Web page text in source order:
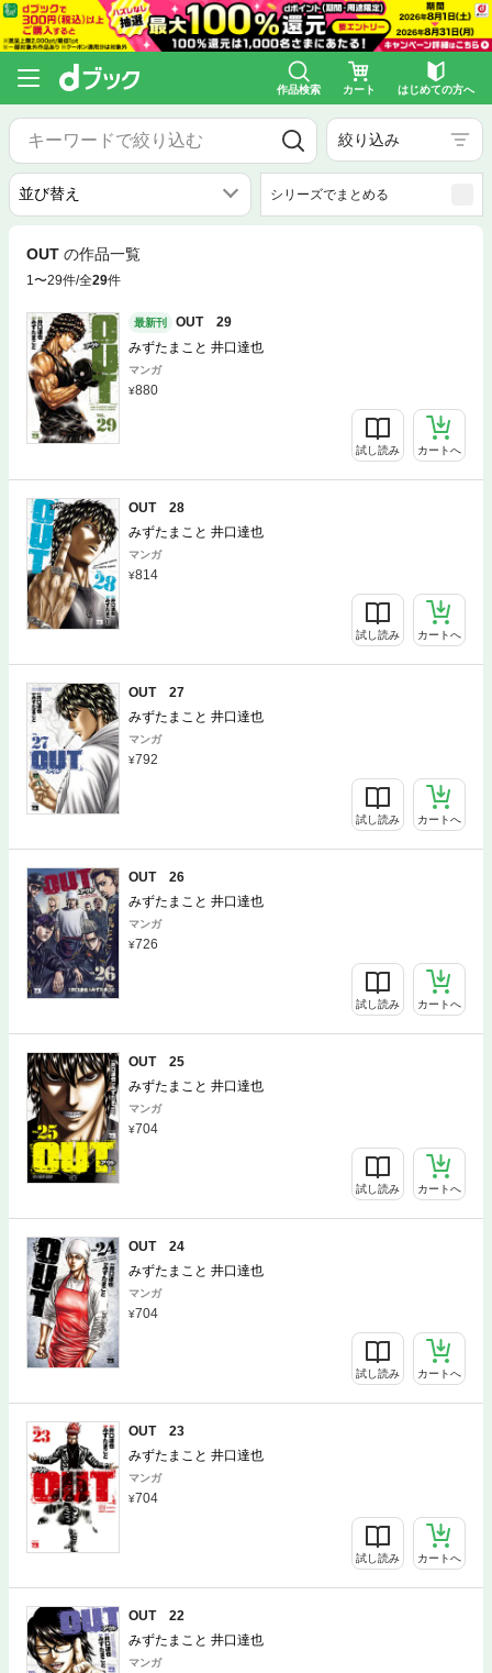
作品検索 カート はじめての方へ
絞り込み
シリーズでまとめる
OUT の作品一覧
1〜29件/全29件
最新刊
OUT 29
みずたまこと 井口達也
マンガ
880
試し読み カートへ
OUT 28
みずたまこと 井口達也
マンガ
814
試し読み カートへ
OUT 27
みずたまこと 井口達也
マンガ
792
試し読み カートへ
OUT 26
みずたまこと 井口達也
マンガ
726
試し読み カートへ
OUT 25
みずたまこと 井口達也
マンガ
704
試し読み カートへ
OUT 24
みずたまこと 井口達也
マンガ
704
試し読み カートへ
OUT 23
みずたまこと 井口達也
マンガ
704
試し読み カートへ
OUT 22
みずたまこと 井口達也
マンガ